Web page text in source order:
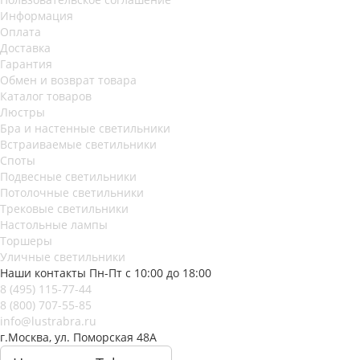
Информация
Оплата
Доставка
Гарантия
Обмен и возврат товара
Каталог товаров
Люстры
Бра и настенные светильники
Встраиваемые светильники
Споты
Подвесные светильники
Потолочные светильники
Трековые светильники
Настольные лампы
Торшеры
Уличные светильники
Наши контакты Пн-Пт с 10:00 до 18:00
8 (495) 115-77-44
8 (800) 707-55-85
info@lustrabra.ru
г.Москва, ул. Поморская 48А